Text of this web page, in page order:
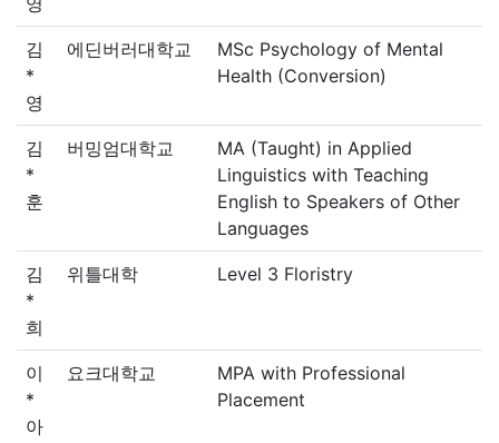
김
*
영
에딘버러대학교
MSc Psychology of Mental
Health (Conversion)
김
*
훈
버밍엄대학교
MA (Taught) in Applied
Linguistics with Teaching
English to Speakers of Other
Languages
김
*
희
위틀대학 Level 3 Floristry
이
*
아
요크대학교
MPA with Professional
Placement